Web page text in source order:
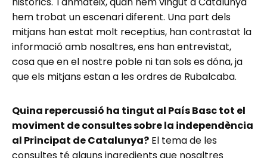
hem trobat un escenari diferent. Una part dels
mitjans han estat molt receptius, han contrastat la
informació amb nosaltres, ens han entrevistat,
cosa que en el nostre poble ni tan sols es dóna, ja
que els mitjans estan a les ordres de Rubalcaba.
Quina repercussió ha tingut al País Basc tot el
moviment de consultes sobre la independència
al Principat de Catalunya? El tema de les